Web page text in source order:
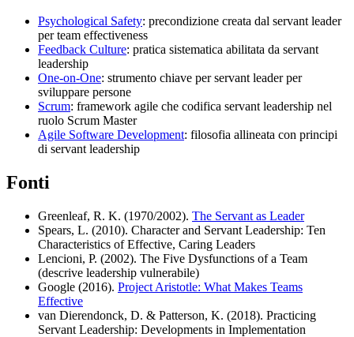
Psychological Safety: precondizione creata dal servant leader
per team effectiveness
Feedback Culture: pratica sistematica abilitata da servant
leadership
One-on-One: strumento chiave per servant leader per
sviluppare persone
Scrum: framework agile che codifica servant leadership nel
ruolo Scrum Master
Agile Software Development: filosofia allineata con principi
di servant leadership
Fonti
Greenleaf, R. K. (1970/2002). The Servant as Leader
Spears, L. (2010). Character and Servant Leadership: Ten
Characteristics of Effective, Caring Leaders
Lencioni, P. (2002). The Five Dysfunctions of a Team
(descrive leadership vulnerabile)
Google (2016). Project Aristotle: What Makes Teams
Effective
van Dierendonck, D. & Patterson, K. (2018). Practicing
Servant Leadership: Developments in Implementation